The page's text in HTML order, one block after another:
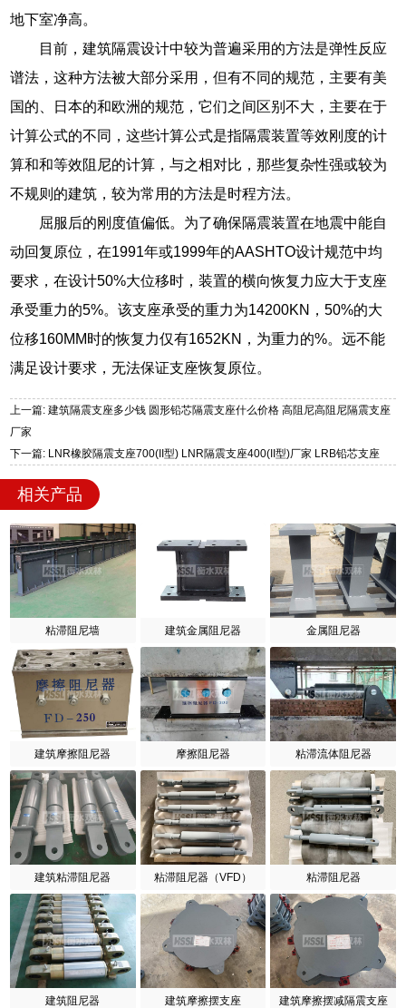
地下室净高。
目前，建筑隔震设计中较为普遍采用的方法是弹性反应
谱法，这种方法被大部分采用，但有不同的规范，主要有美
国的、日本的和欧洲的规范，它们之间区别不大，主要在于
计算公式的不同，这些计算公式是指隔震装置等效刚度的计
算和和等效阻尼的计算，与之相对比，那些复杂性强或较为
不规则的建筑，较为常用的方法是时程方法。
屈服后的刚度值偏低。为了确保隔震装置在地震中能自
动回复原位，在1991年或1999年的AASHTO设计规范中均
要求，在设计50%大位移时，装置的横向恢复力应大于支座
承受重力的5%。该支座承受的重力为14200KN，50%的大
位移160MM时的恢复力仅有1652KN，为重力的%。远不能
满足设计要求，无法保证支座恢复原位。
上一篇: 建筑隔震支座多少钱 圆形铅芯隔震支座什么价格 高阻尼高阻尼隔震支座
厂家
下一篇: LNR橡胶隔震支座700(II型) LNR隔震支座400(II型)厂家 LRB铅芯支座
相关产品
粘滞阻尼墙 建筑金属阻尼器 金属阻尼器
建筑摩擦阻尼器 摩擦阻尼器 粘滞流体阻尼器
建筑粘滞阻尼器 粘滞阻尼器（VFD） 粘滞阻尼器
建筑阻尼器 建筑摩擦摆支座 建筑摩擦摆减隔震支座